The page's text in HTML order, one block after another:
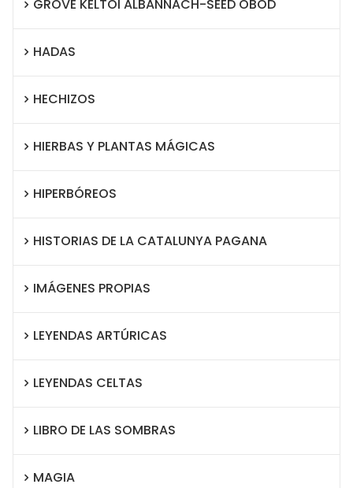
GROVE KELTOI ALBANNACH-SEED OBOD
HADAS
HECHIZOS
HIERBAS Y PLANTAS MÁGICAS
HIPERBÓREOS
HISTORIAS DE LA CATALUNYA PAGANA
IMÁGENES PROPIAS
LEYENDAS ARTÚRICAS
LEYENDAS CELTAS
LIBRO DE LAS SOMBRAS
MAGIA